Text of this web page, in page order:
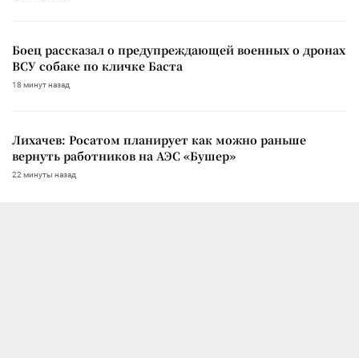
Боец рассказал о предупреждающей военных о дронах
ВСУ собаке по кличке Баста
18 минут назад
Лихачев: Росатом планирует как можно раньше
вернуть работников на АЭС «Бушер»
22 минуты назад